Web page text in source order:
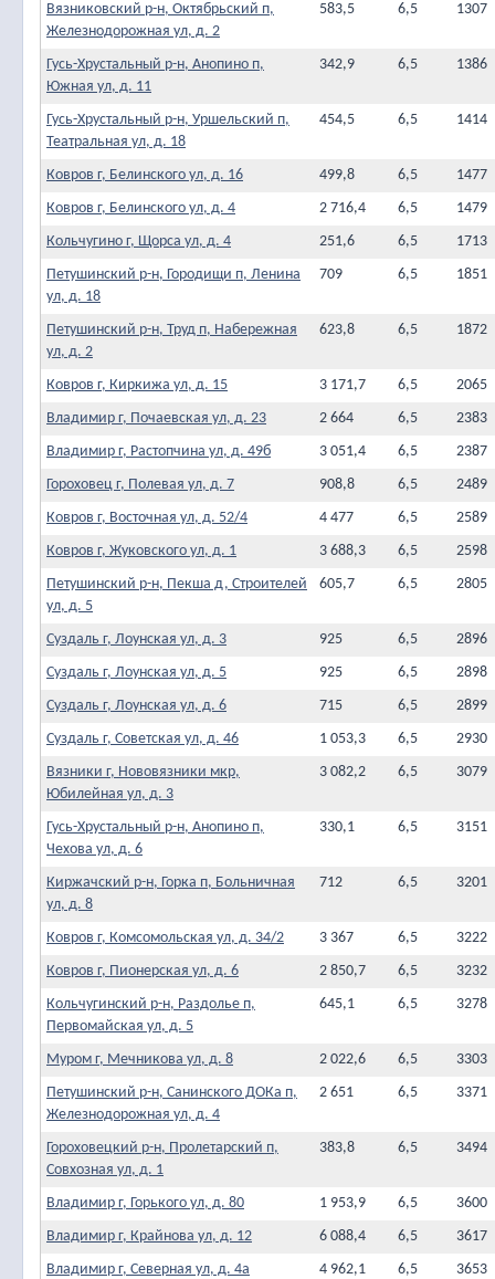
Вязниковский р-н, Октябрьский п,
Железнодорожная ул, д. 2
583,5 6,5 1307
Гусь-Хрустальный р-н, Анопино п,
Южная ул, д. 11
342,9 6,5 1386
Гусь-Хрустальный р-н, Уршельский п,
Театральная ул, д. 18
454,5 6,5 1414
Ковров г, Белинского ул, д. 16 499,8 6,5
1477
Ковров г, Белинского ул, д. 4
2 716,4 6,5
1479
Кольчугино г, Щорса ул, д. 4
251,6 6,5
1713
Петушинский р-н, Городищи п, Ленина
ул, д. 18
709 6,5 1851
Петушинский р-н, Труд п, Набережная
ул, д. 2
623,8 6,5 1872
Ковров г, Киркижа ул, д. 15 3 171,7 6,5
2065
Владимир г, Почаевская ул, д. 23
2 664 6,5
2383
Владимир г, Растопчина ул, д. 49б
3 051,4 6,5
2387
Гороховец г, Полевая ул, д. 7
908,8 6,5
2489
Ковров г, Восточная ул, д. 52/4
4 477 6,5
2589
Ковров г, Жуковского ул, д. 1
3 688,3 6,5
2598
Петушинский р-н, Пекша д, Строителей
ул, д. 5
605,7 6,5 2805
Суздаль г, Лоунская ул, д. 3 925 6,5
2896
Суздаль г, Лоунская ул, д. 5
925 6,5
2898
Суздаль г, Лоунская ул, д. 6
715 6,5
2899
Суздаль г, Советская ул, д. 46
1 053,3 6,5
2930
Вязники г, Нововязники мкр,
Юбилейная ул, д. 3
3 082,2 6,5 3079
Гусь-Хрустальный р-н, Анопино п,
Чехова ул, д. 6
330,1 6,5 3151
Киржачский р-н, Горка п, Больничная
ул, д. 8
712 6,5 3201
Ковров г, Комсомольская ул, д. 34/2 3 367 6,5
3222
Ковров г, Пионерская ул, д. 6
2 850,7 6,5
3232
Кольчугинский р-н, Раздолье п,
Первомайская ул, д. 5
645,1 6,5 3278
Муром г, Мечникова ул, д. 8 2 022,6 6,5
3303
Петушинский р-н, Санинского ДОКа п,
Железнодорожная ул, д. 4
2 651 6,5 3371
Гороховецкий р-н, Пролетарский п,
Совхозная ул, д. 1
383,8 6,5 3494
Владимир г, Горького ул, д. 80 1 953,9 6,5
3600
Владимир г, Крайнова ул, д. 12
6 088,4 6,5
3617
Владимир г, Северная ул, д. 4а
4 962,1 6,5
3653